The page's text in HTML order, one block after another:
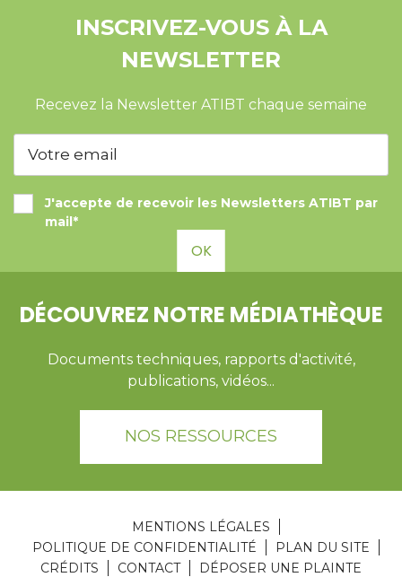
INSCRIVEZ-VOUS À LA
NEWSLETTER
Recevez la Newsletter ATIBT chaque semaine
J'accepte de recevoir les Newsletters ATIBT par
mail*
OK
DÉCOUVREZ NOTRE MÉDIATHÈQUE
Documents techniques, rapports d'activité,
publications, vidéos...
NOS RESSOURCES
MENTIONS LÉGALES
POLITIQUE DE CONFIDENTIALITÉ
PLAN DU SITE
CRÉDITS
CONTACT DÉPOSER UNE PLAINTE